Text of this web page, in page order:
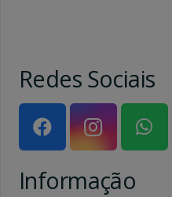
Redes Sociais
Informação